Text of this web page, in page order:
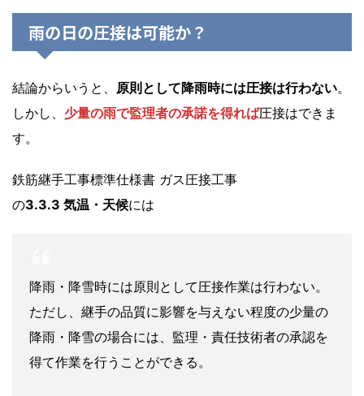
雨の日の圧接は可能か？
結論からいうと、 原則として降雨時には圧接は行わない。
しかし、 少量の雨で監理者の承諾を得れば圧接はできま
す。
鉄筋継手工事標準仕様書 ガス圧接工事
の3.3.3 気温・天候には
降雨・降雪時には原則として圧接作業は行わない。
ただし、継手の品質に影響を与えない程度の少量の
降雨・降雪の場合には、監理・責任技術者の承認を
得て作業を行うことができる。